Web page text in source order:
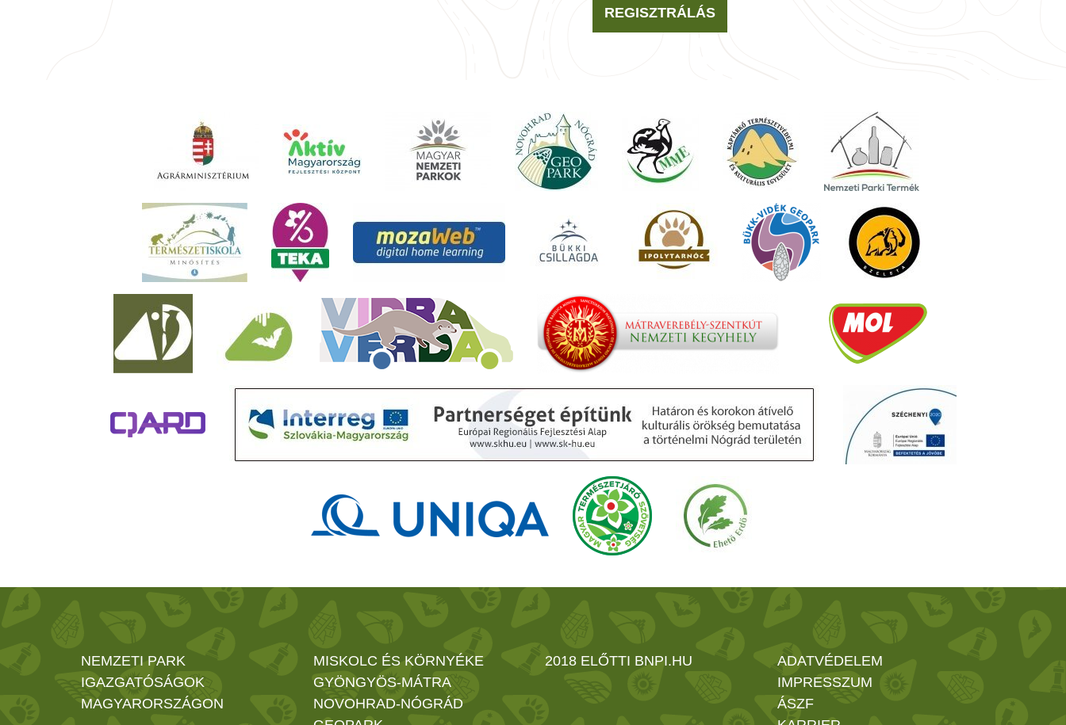
REGISZTRÁLÁS
NEMZETI PARK
IGAZGATÓSÁGOK
MAGYARORSZÁGON
MISKOLC ÉS KÖRNYÉKE
GYÖNGYÖS-MÁTRA
NOVOHRAD-NÓGRÁD
2018 ELŐTTI BNPI.HU
ADATVÉDELEM
IMPRESSZUM
ÁSZF